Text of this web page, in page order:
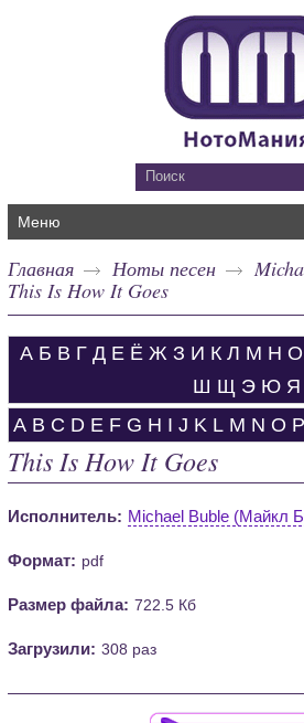
Меню
Главная Ноты песен
This Is How It Goes
А Б В Г Д Е Ё Ж З И К Л М Н О
Ш Щ Э Ю Я
A B C D E F G H I J K L M N O P
This Is How It Goes
Исполнитель: Michael Buble (Майкл
Формат: pdf
Размер файла: 722.5 Кб
Загрузили: 308 раз